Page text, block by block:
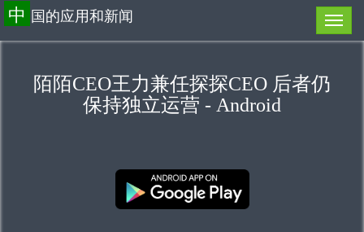
中 国的应用和新闻
陌陌CEO王力兼任探探CEO 后者仍
保持独立运营 - Android